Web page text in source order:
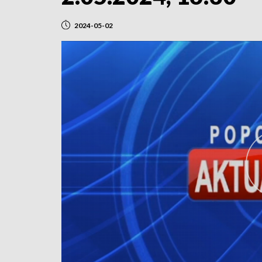
2024-05-02